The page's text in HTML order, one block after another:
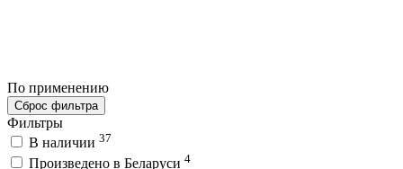
По применению
Сброс фильтра
Фильтры
В наличии 37
Произведено в Беларуси 4